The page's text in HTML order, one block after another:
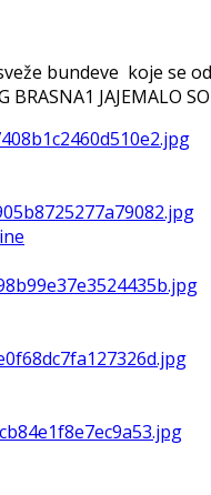
bundeve koje se
JAJEMALO